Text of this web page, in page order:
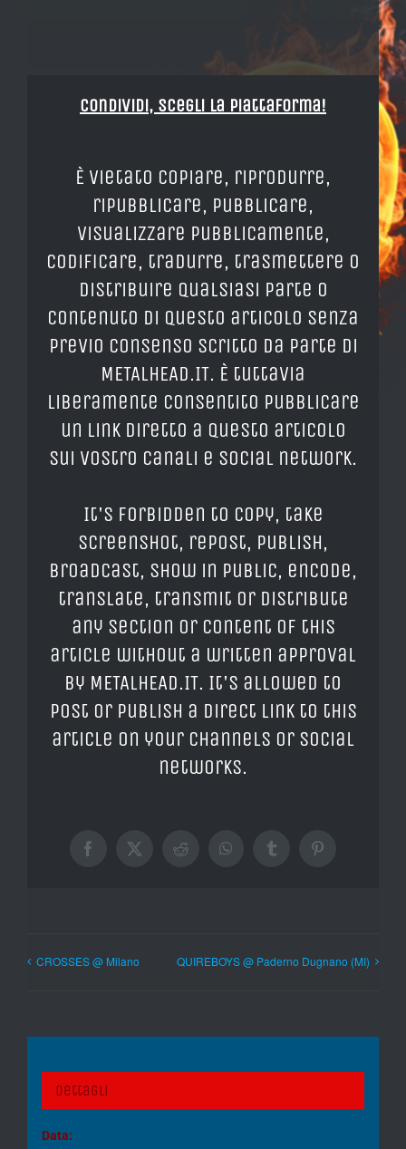
Condividi, Scegli la piattaforma!
È vietato copiare, riprodurre,
ripubblicare, pubblicare,
visualizzare pubblicamente,
codificare, tradurre, trasmettere o
distribuire qualsiasi parte o
contenuto di questo articolo senza
previo consenso scritto da parte di
METALHEAD.IT. È tuttavia
liberamente consentito pubblicare
un link diretto a questo articolo
sui vostro canali e social network.
It's forbidden to copy, take
screenshot, repost, publish,
broadcast, show in public, encode,
translate, transmit or distribute
any section or content of this
article without a written approval
by METALHEAD.IT. It's allowed to
post or publish a direct link to this
article on your channels or social
networks.
Facebook
X RedditWhatsAppTumblrPinterest
CROSSES @ Milano QUIREBOYS @ Paderno Dugnano (MI)
Dettagli
Data: